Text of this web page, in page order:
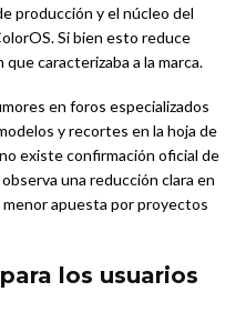
producción y el núcleo del
Si bien esto reduce
caracterizaba a la marca.
en foros especializados
y recortes en la hoja de
existe confirmación oficial de
una reducción clara en
menor apuesta por proyectos
los usuarios